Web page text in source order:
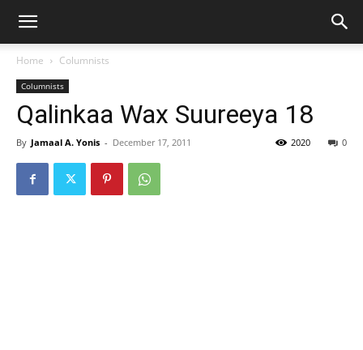
Home Columnists
Columnists
Qalinkaa Wax Suureeya 18
By Jamaal A. Yonis - December 17, 2011 0
2020